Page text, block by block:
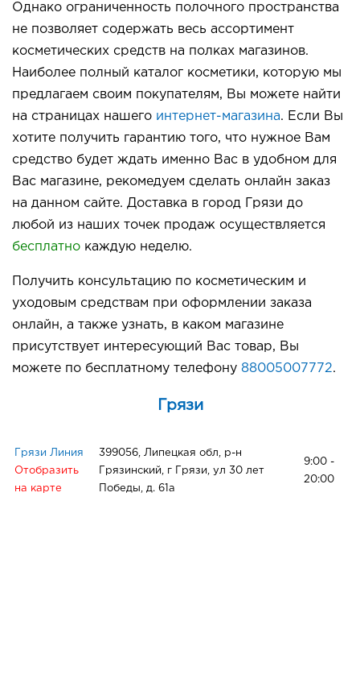
Однако ограниченность полочного пространства
не позволяет содержать весь ассортимент
косметических средств на полках магазинов.
Наиболее полный каталог косметики, которую мы
предлагаем своим покупателям, Вы можете найти
на страницах нашего интернет-магазина. Если Вы
хотите получить гарантию того, что нужное Вам
средство будет ждать именно Вас в удобном для
Вас магазине, рекомедуем сделать онлайн заказ
на данном сайте. Доставка в город Грязи до
любой из наших точек продаж осуществляется
бесплатно каждую неделю.
Получить консультацию по косметическим и
уходовым средствам при оформлении заказа
онлайн, а также узнать, в каком магазине
присутствует интересующий Вас товар, Вы
можете по бесплатному телефону 88005007772.
Грязи
Грязи Линия
Отобразить
на карте
399056, Липецкая обл, р-н
Грязинский, г Грязи, ул 30 лет
Победы, д. 61а
9:00 -
20:00